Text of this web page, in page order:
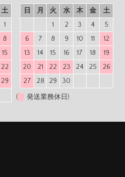
土
1
8
15
22
29
日
月 火 水 木 金
土
1
2 3 4
5
6
7 8 9 10 11
12
13
14 15 16 17 18
19
20
21 22 23 24 25
26
27
28 29 30
( 発送業務休日)